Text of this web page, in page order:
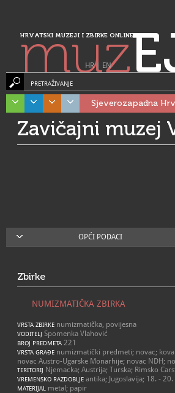
HRVATSKI MUZEJI I ZBIRKE ONLINE
muz
HR| EN
PRETRAŽIVANJE
Sjeverozapadna
Zavičajni muzej
OPĆI PODACI
Zbirke
NUMIZMATIČKA ZBIRKA
VRSTA ZBIRKE numizmatička, povijesna
VODITELJ Spomenka Vlahović
BROJ PREDMETA 221
VRSTA GRAĐE numizmatički predmeti; novac;
novac Austro-Ugarske Monarhije; novac NDH;
TERITORIJ Njemacka; Austrija; Turska; Rimsko
VREMENSKO RAZDOBLJE antika; Jugoslavija; 18. - 20.
MATERIJAL metal; papir